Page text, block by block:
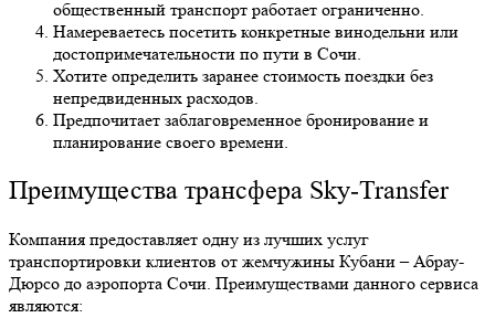
общественный транспорт работает ограниченно.
Намереваетесь посетить конкретные винодельни или
достопримечательности по пути в Сочи.
Хотите определить заранее стоимость поездки без
непредвиденных расходов.
Предпочитает заблаговременное бронирование и
планирование своего времени.
Преимущества трансфера Sky-Transfer
Компания предоставляет одну из лучших услуг
транспортировки клиентов от жемчужины Кубани – Абрау-
Дюрсо до аэропорта Сочи. Преимуществами данного сервиса
являются: